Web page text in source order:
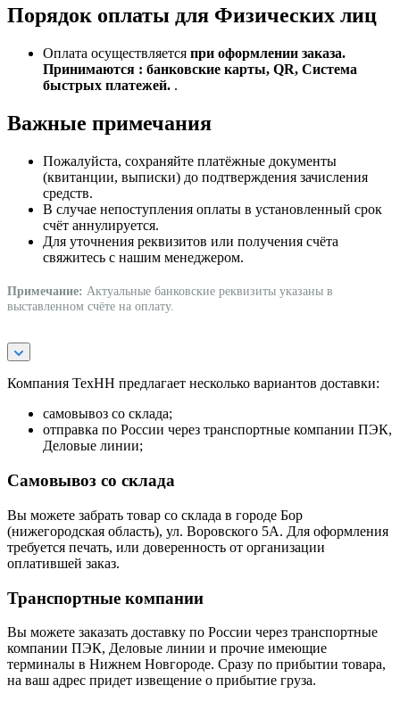
Порядок оплаты для Физических лиц
Оплата осуществляется при оформлении заказа.
Принимаются : банковские карты, QR, Система
быстрых платежей. .
Важные примечания
Пожалуйста, сохраняйте платёжные документы
(квитанции, выписки) до подтверждения зачисления
средств.
В случае непоступления оплаты в установленный срок
счёт аннулируется.
Для уточнения реквизитов или получения счёта
свяжитесь с нашим менеджером.
Примечание: Актуальные банковские реквизиты указаны в
выставленном счёте на оплату.
Компания ТехНН предлагает несколько вариантов доставки:
самовывоз со склада;
отправка по России через транспортные компании ПЭК,
Деловые линии;
Самовывоз со склада
Вы можете забрать товар со склада в городе Бор
(нижегородская область), ул. Воровского 5А. Для оформления
требуется печать, или доверенность от организации
оплатившей заказ.
Транспортные компании
Вы можете заказать доставку по России через транспортные
компании ПЭК, Деловые линии и прочие имеющие
терминалы в Нижнем Новгороде. Сразу по прибытии товара,
на ваш адрес придет извещение о прибытие груза.